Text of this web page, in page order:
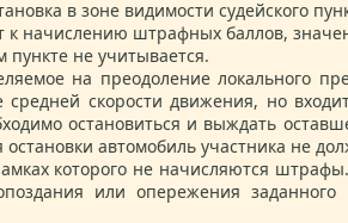
в зоне видимости судейского
к начислению штрафных баллов,
пункте не учитывается.
на преодоление локального
скорости движения, но
остановиться и выждать
автомобиль участника не
которого не начисляются
или опережения заданного